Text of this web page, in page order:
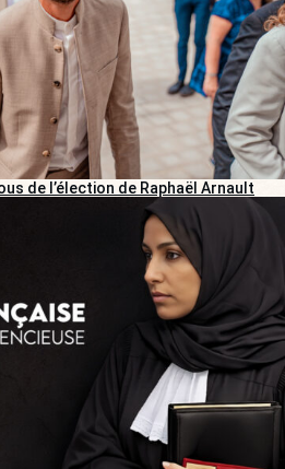
de l’élection de Raphaël Arnault